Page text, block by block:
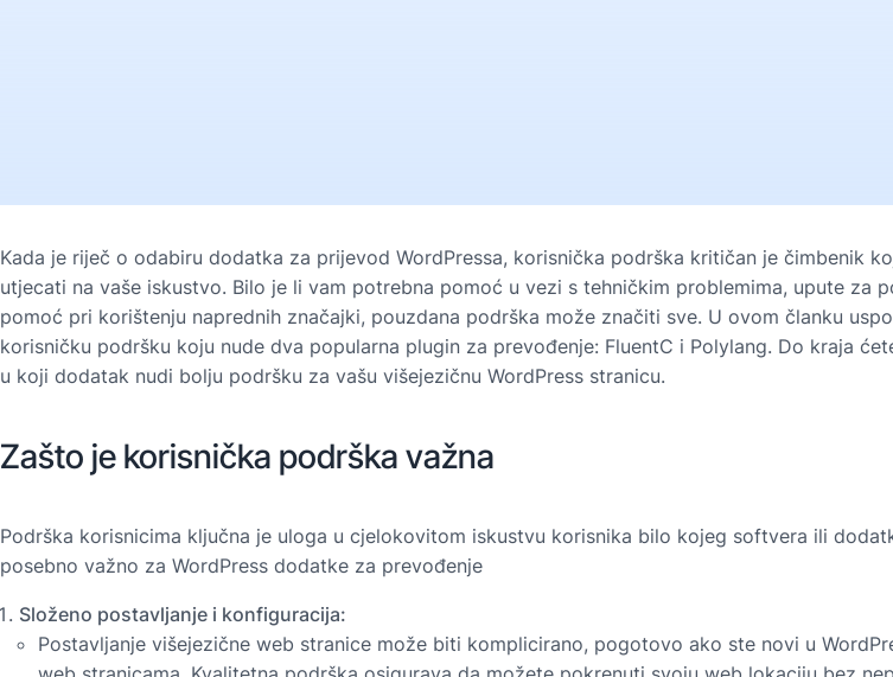
Kada je riječ o odabiru dodatka za prijevod WordPressa, korisnička podrška kritičan je čimbenik
utjecati na vaše iskustvo. Bilo je li vam potrebna pomoć u vezi s tehničkim problemima, upute za
pomoć pri korištenju naprednih značajki, pouzdana podrška može značiti sve. U ovom članku
korisničku podršku koju nude dva popularna plugin za prevođenje: FluentC i Polylang. Do kraja
u koji dodatak nudi bolju podršku za vašu višejezičnu WordPress stranicu.
Zašto je korisnička podrška važna
Podrška korisnicima ključna je uloga u cjelokovitom iskustvu korisnika bilo kojeg softvera ili
posebno važno za WordPress dodatke za prevođenje
Složeno postavljanje i konfiguracija:
Postavljanje višejezične web stranice može biti komplicirano, pogotovo ako ste novi u